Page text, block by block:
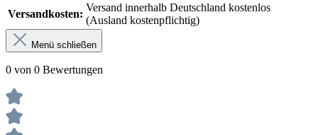
Versandkosten:
Versand innerhalb Deutschland kostenlos
(Ausland kostenpflichtig)
Menü schließen
0 von 0 Bewertungen